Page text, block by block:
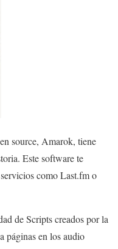
source, Amarok, tiene
Este software te
como Last.fm o
de Scripts creados por la
páginas en los audio